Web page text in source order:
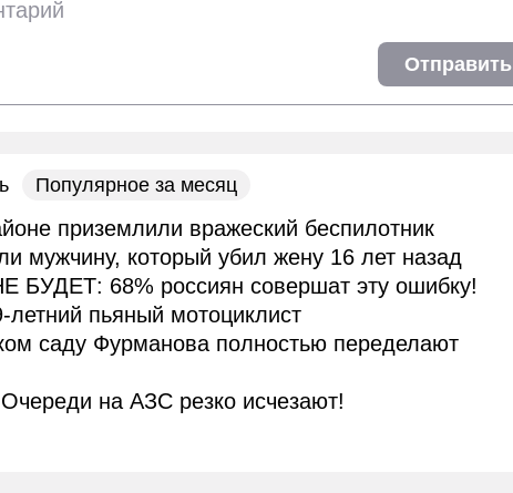
Отправить
Популярное за месяц
приземлили вражеский беспилотник
мужчину, который убил жену 16 лет назад
БУДЕТ: 68% россиян совершат эту ошибку!
пьяный мотоциклист
саду Фурманова полностью переделают
на АЗС резко исчезают!